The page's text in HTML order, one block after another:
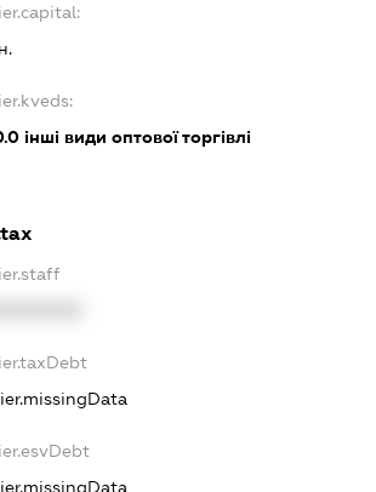
інші види оптової торгівлі